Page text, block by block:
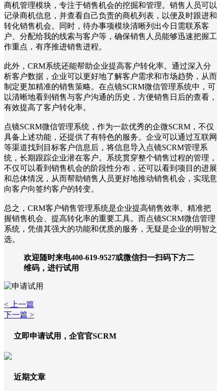
商机管理模块，专注于销售机会的挖掘和管理。销售人员可以
记录商机信息，并查看自己负责的商机列表，以便及时跟进和
转化销售机会。同时，待办事项模块清晰列出今日需联系客
户、分配给我的线索与客户等，确保销售人员能够迅速把握工
作重点，有序推进销售进程。
此外，CRM系统还能帮助企业提高客户转化率。通过深入分
析客户数据，企业可以更好地了解客户需求和市场趋势，从而
制定更加精准的销售策略。在点镜SCRM微信管理系统中，可
以清晰地看到销售与客户沟通的历史，方便销售日后的查看，
有效提高了客户转化率。
点镜SCRM微信管理系统，作为一款优秀的企微SCRM，不仅
具备上述功能，还提供了有特色的服务。企业可以通过互联网
等渠道找到目标客户信息后，将信息导入点镜SCRM管理系
统，长期跟踪企业潜在客户。系统贯穿整个销售过程的管理，
不仅可以看到销售机会的阶段性分布，还可以看到项目的进展
和总体情况，从而帮助销售人员更好地推动销售机会，实现意
向客户向签约客户的转变。
总之，CRM客户销售管理系统是企业提高销售效率、精准把
握销售机会、提高转化率的重要工具。而点镜SCRM微信管理
系统，凭借其强大的功能和优质的服务，无疑是企业的明智之
选。
欢迎随时来电400-619-9527或微信扫一扫码下方二
维码，进行试用
< 上一篇
下一篇 >
立即申请试用，企官官SCRM
近期文章